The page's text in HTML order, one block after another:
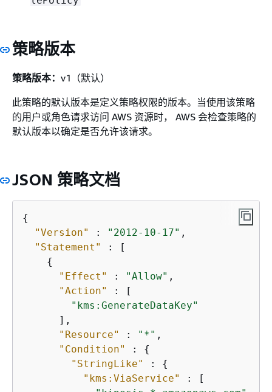
策略版本
策略版本： v1（默认）
此策略的默认版本是定义策略权限的版本。当使用该策略
的用户或角色请求访问 AWS 资源时， AWS 会检查策略的
默认版本以确定是否允许该请求。
JSON 策略文档
{
"Version"
: "2012-10-17" ,
"Statement"
: [
{
"Effect"
: "Allow" ,
"Action"
: [
"kms:GenerateDataKey"
      ],
"Resource"
: "*" ,
"Condition"
: {
"StringLike"
: {
"kms:ViaService"
: [